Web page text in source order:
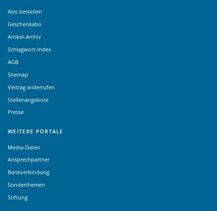
Abo bestellen
Geschenkabo
Artikel-Archiv
Schlagwort-Index
AGB
Sitemap
Vertrag widerrufen
Stellenangebote
Presse
WEITERE PORTALE
Media-Daten
Ansprechpartner
Bankverbindung
Sonderthemen
Stiftung